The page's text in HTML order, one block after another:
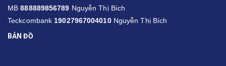
MB888889856789 Nguyễn Thị Bích
Teckcombank 19027967004010Nguyễn Thị Bích
BẢN ĐỒ